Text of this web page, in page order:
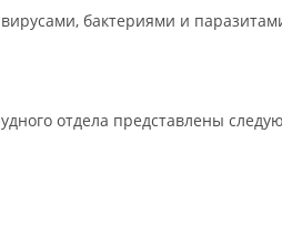
бактериями и
отдела представлены